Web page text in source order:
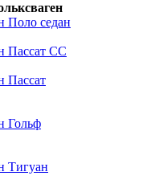
Поло седан
Пассат СС
Пассат
Гольф
Тигуан